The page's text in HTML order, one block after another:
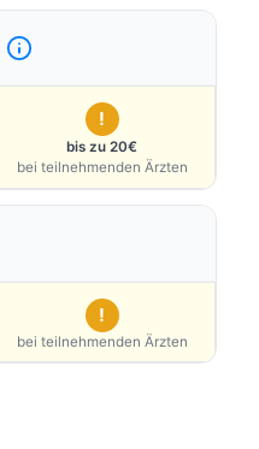
!
bis zu 20€
bei teilnehmenden Ärzten
!
bei teilnehmenden Ärzten